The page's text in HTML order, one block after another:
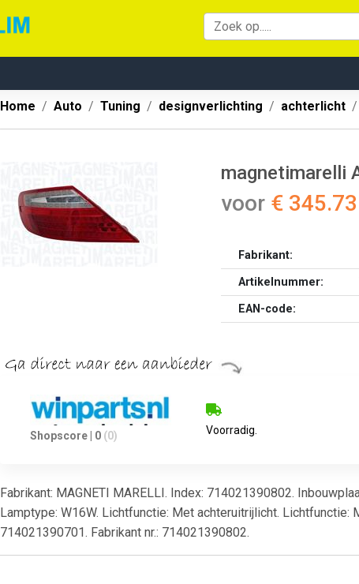
Home Auto Tuning designverlichting achterlicht
magnetimarelli
voor € 345.73
Fabrikant:
Artikelnummer:
EAN-code:
Shopscore | 0 (0) Voorradig.
Fabrikant: MAGNETI MARELLI. Index: 714021390802.
Lamptype: W16W. Lichtfunctie: Met achteruitrijlicht. Lichtfunctie:
714021390701. Fabrikant nr.: 714021390802.